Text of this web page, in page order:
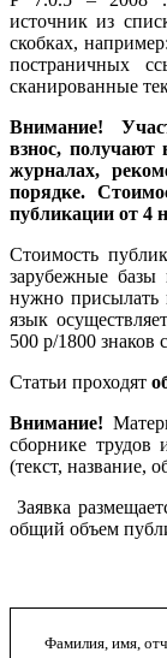
источник из
скобках,
постраничных
сканированные
Внимание!
взнос, получают
журналах,
порядке.
публикации от 4
Стоимость
зарубежные
нужно присылать
язык
500 р/1800 знаков
Статьи проходят
Внимание!
сборнике
(текст, название,
Заявка
общий объем
Фамилия, имя,